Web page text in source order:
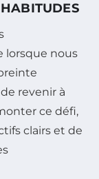
lorsque nous
revenir à
ce défi,
clairs et de